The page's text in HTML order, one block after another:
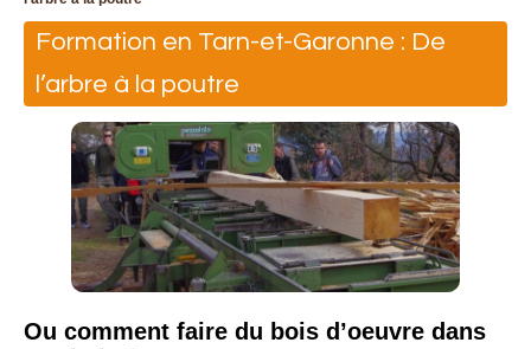
Formation en Tarn-et-Garonne : De
l’arbre à la poutre
Ou comment faire du bois d’oeuvre dans